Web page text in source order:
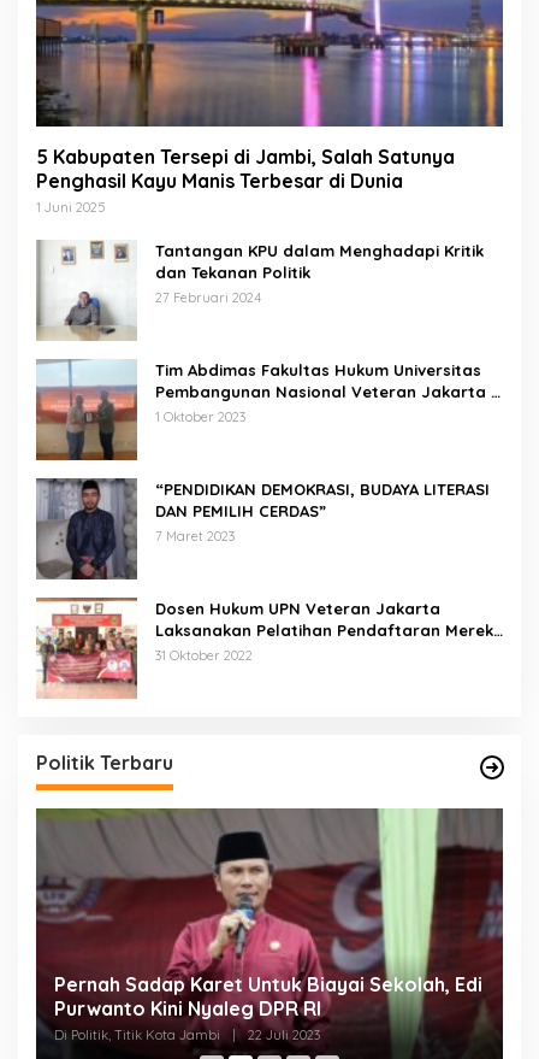
5 Kabupaten Tersepi di Jambi, Salah Satunya
Penghasil Kayu Manis Terbesar di Dunia
1 Juni 2025
Tantangan KPU dalam Menghadapi Kritik
dan Tekanan Politik
27 Februari 2024
Tim Abdimas Fakultas Hukum Universitas
Pembangunan Nasional Veteran Jakarta
Melakukan Pendampingan dan
1 Oktober 2023
“PENDIDIKAN DEMOKRASI, BUDAYA LITERASI
DAN PEMILIH CERDAS”
7 Maret 2023
Dosen Hukum UPN Veteran Jakarta
Laksanakan Pelatihan Pendaftaran Merek
di Desa Jatisura Kabupaten Indramayu
31 Oktober 2022
Politik Terbaru
Pernah Sadap Karet Untuk Biayai Sekolah, Edi
Purwanto Kini Nyaleg DPR RI
Di Politik, Titik Kota Jambi | 22 Juli 2023